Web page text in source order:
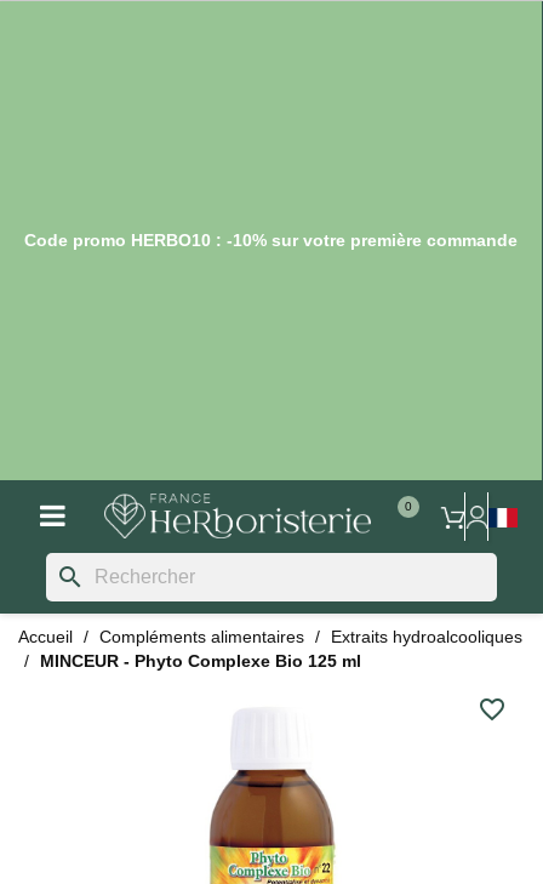
Code promo HERBO10 : -10% sur votre première commande
search
Accueil Compléments alimentaires
Extraits hydroalcooliques
MINCEUR - Phyto Complexe Bio 125 ml
favorite_border